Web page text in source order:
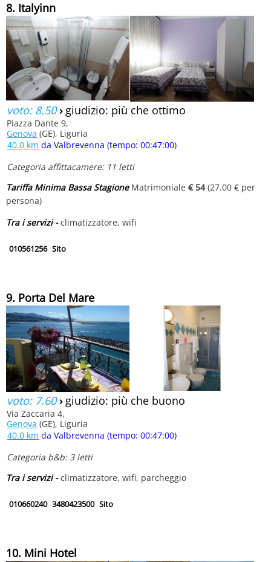
8. Italyinn
voto: 8.50› giudizio: più che ottimo
Piazza Dante 9,
Genova (GE), Liguria
40.0 km da Valbrevenna (tempo: 00:47:00)
Categoria affittacamere: 11 letti
Tariffa Minima Bassa StagioneMatrimoniale € 54(27.00 € per
persona)
Tra i servizi -climatizzatore, wifi
010561256 Sito
9. Porta Del Mare
voto: 7.60› giudizio: più che buono
Via Zaccaria 4,
Genova (GE), Liguria
40.0 km da Valbrevenna (tempo: 00:47:00)
Categoria b&b: 3 letti
Tra i servizi -climatizzatore, wifi, parcheggio
010660240 3480423500 Sito
10. Mini Hotel